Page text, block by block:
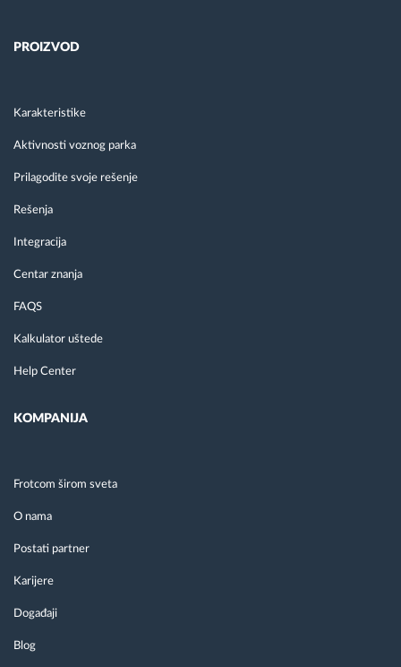
PROIZVOD
Karakteristike
Aktivnosti voznog parka
Prilagodite svoje rešenje
Rešenja
Integracija
Centar znanja
FAQS
Kalkulator uštede
Help Center
KOMPANIJA
Frotcom širom sveta
O nama
Postati partner
Karijere
Događaji
Blog